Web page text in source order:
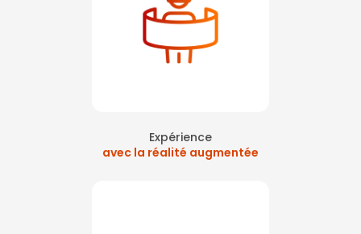
Expérience
avec la réalité augmentée